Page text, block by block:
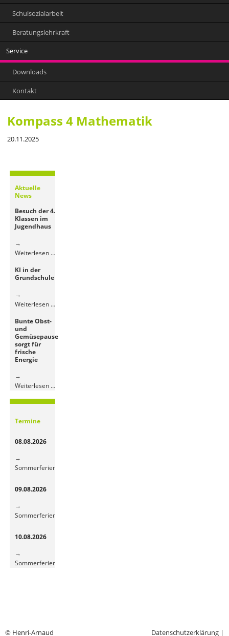
Schulsozialarbeit
Beratungslehrkraft
Service
Downloads
Kontakt
Kompass 4 Mathematik
20.11.2025
Aktuelle
News
Besuch der 4.
Klassen im
Jugendhaus
Weiterlesen …Besuch
KI in der
Grundschule
Weiterlesen …KI
Bunte Obst-
und
Gemüsepause
sorgt für
frische
Energie
Weiterlesen …Bunte
und
Termine
08.08.2026
Sommerferien
09.08.2026
Sommerferien
10.08.2026
Sommerferien
© Henri-Arnaud Datenschutzerklärung |